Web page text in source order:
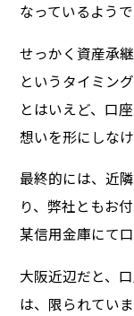
なっているようで
せっかく資産承
というタイミン
とはいえど、口
想いを形にしな
最終的には、近
り、弊社ともお
某信用金庫にて
大阪近辺だと、
は、限られてい